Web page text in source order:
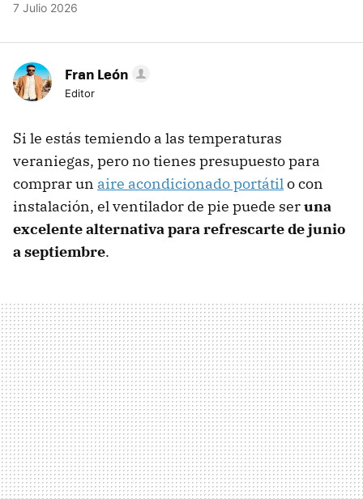
7 Julio 2026
Fran León
Editor
Si le estás temiendo a las temperaturas
veraniegas, pero no tienes presupuesto para
comprar un aire acondicionado portátilo con
instalación, el ventilador de pie puede seruna
excelente alternativa para refrescarte de junio
a septiembre.